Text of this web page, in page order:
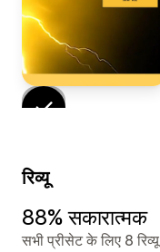
रिव्यू
88% सकारात्मक
सभी प्रीसेट के लिए 8 रिव्यू